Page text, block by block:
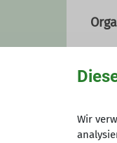
Wir